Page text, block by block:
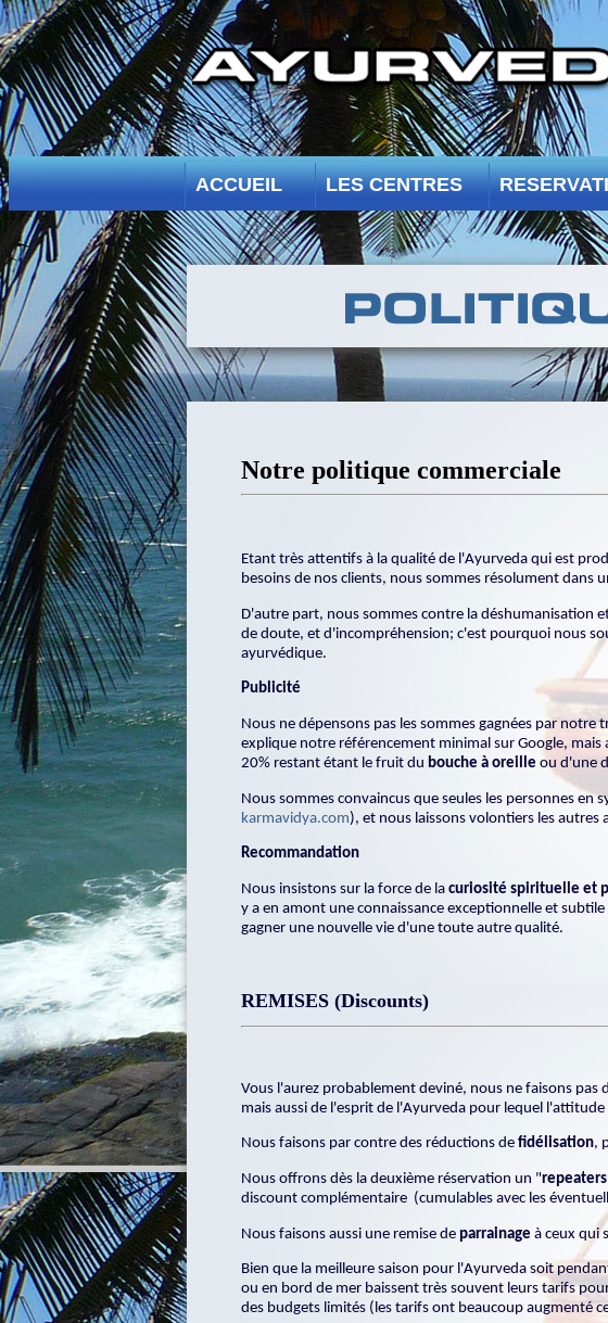
Notre politique commerciale
Etant très attentifs à la qualité de l'Ayurveda qui est
besoins de nos clients, nous sommes résolument dans
D'autre part, nous sommes contre la déshumanisation
de doute, et d'incompréhension; c'est pourquoi nous
ayurvédique.
Publicité
Nous ne dépensons pas les sommes gagnées par
explique notre référencement minimal sur Google,
20% restant étant le fruit du bouche à oreille ou d'une
Nous sommes convaincus que seules les personnes en
karmavidya.com), et nous laissons volontiers les autres
Recommandation
Nous insistons sur la force de la curiosité spirituelle et
y a en amont une connaissance exceptionnelle et
gagner une nouvelle vie d'une toute autre qualité.
REMISES (Discounts)
Vous l'aurez probablement deviné, nous ne faisons
mais aussi de l'esprit de l'Ayurveda pour lequel
Nous faisons par contre des réductions de fidélisation,
Nous offrons dès la deuxième réservation un "
discount complémentaire (cumulables avec les
Nous faisons aussi une remise de parrainage à ceux qui
Bien que la meilleure saison pour l'Ayurveda soit
ou en bord de mer baissent très souvent leurs tarifs
des budgets limités (les tarifs ont beaucoup augmenté
ACCUEIL LES CENTRES